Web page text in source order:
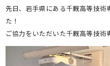
先日、岩手県にある千厩高等技
た！
ご協力をいただいた千厩高等技術